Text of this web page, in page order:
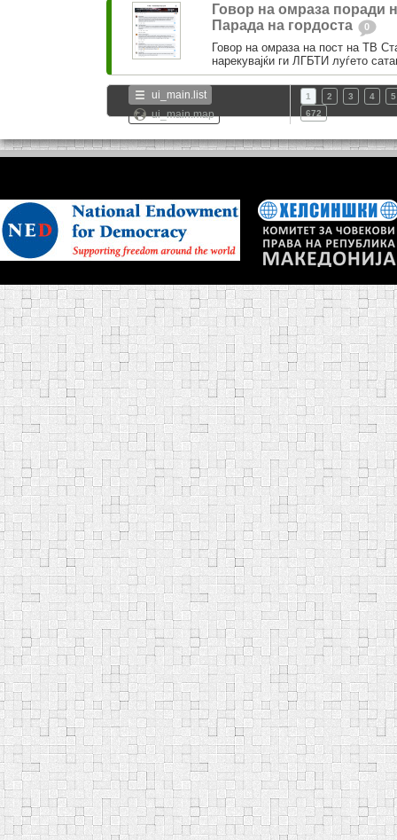
Говор на омраза поради
Парада на гордоста
0
Говор на омраза на пост на ТВ
нарекувајќи ги ЛГБТИ луѓето
ui_main.list
ui_main.map
1 2 3 4
5
672